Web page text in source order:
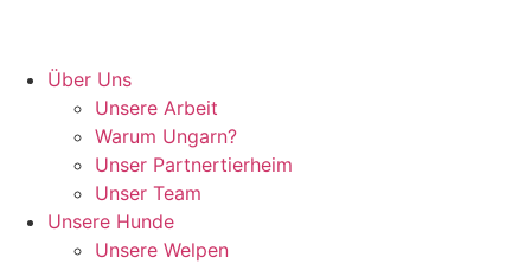
Über Uns
Unsere Arbeit
Warum Ungarn?
Unser Partnertierheim
Unser Team
Unsere Hunde
Unsere Welpen